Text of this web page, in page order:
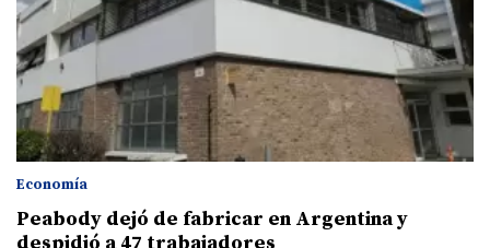
Economía
Peabody dejó de fabricar en Argentina y